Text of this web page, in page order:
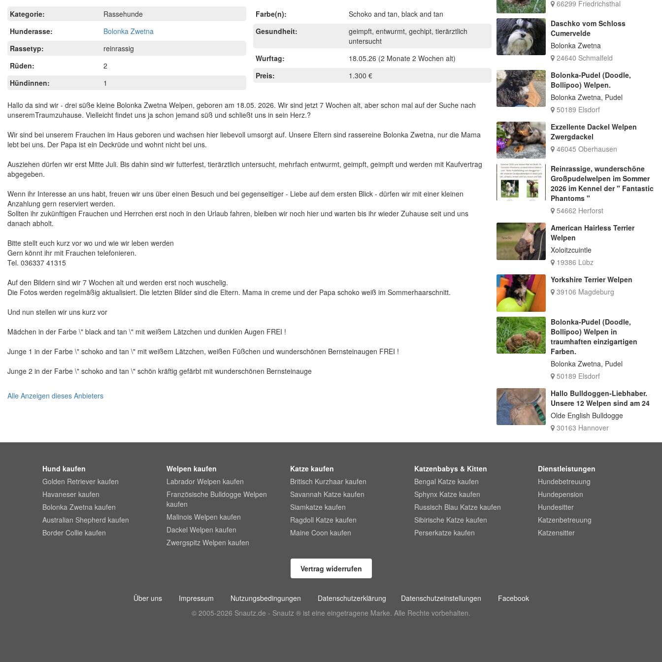
Kategorie:
Rassehunde
Hunderasse:
Bolonka Zwetna
Rassetyp:
reinrassig
Rüden:
2
Hündinnen:
1
Farbe(n):
Schoko and tan, black and tan
Gesundheit:
geimpft, entwurmt, gechipt, tierärztlich
untersucht
Wurftag:
18.05.26 (2 Monate 2 Wochen alt)
Preis:
1.300 €
Hallo da sind wir - drei süße kleine Bolonka Zwetna Welpen, geboren am 18.05. 2026. Wir sind jetzt 7 Wochen alt, aber schon mal auf der Suche nach
unseremTraumzuhause. Vielleicht findet uns ja schon jemand süß und schließt uns in sein Herz.?
Wir sind bei unserem Frauchen im Haus geboren und wachsen hier liebevoll umsorgt auf. Unsere Eltern sind rassereine Bolonka Zwetna, nur die Mama
lebt bei uns. Der Papa ist ein Deckrüde und wohnt nicht bei uns.
Ausziehen dürfen wir erst Mitte Juli. Bis dahin sind wir futterfest, tierärztlich untersucht, mehrfach entwurmt, geimpft, geimpft und werden mit Kaufvertrag
abgegeben.
Wenn ihr Interesse an uns habt, freuen wir uns über einen Besuch und bei gegenseitiger - Liebe auf dem ersten Blick - dürfen wir mit einer kleinen
Anzahlung gern reserviert werden.
Sollten ihr zukünftigen Frauchen und Herrchen erst noch in den Urlaub fahren, bleiben wir noch hier und warten bis ihr wieder Zuhause seit und uns
danach abholt.
Bitte stellt euch kurz vor wo und wie wir leben werden
Gern könnt ihr mit Frauchen telefonieren.
Tel. 036337 41315
Auf den Bildern sind wir 7 Wochen alt und werden erst noch wuschelig.
Die Fotos werden regelmäßig aktualisiert. Die letzten Bilder sind die Eltern. Mama in creme und der Papa schoko weiß im Sommerhaarschnitt.
Und nun stellen wir uns kurz vor
Mädchen in der Farbe \" black and tan \" mit weißem Lätzchen und dunklen Augen FREI !
Junge 1 in der Farbe \" schoko and tan \" mit weißem Lätzchen, weißen Füßchen und wunderschönen Bernsteinaugen FREI !
Junge 2 in der Farbe \" schoko and tan \" schön kräftig gefärbt mit wunderschönen Bernsteinauge
Alle Anzeigen dieses Anbieters
66299 Friedrichsthal
Daschko vom Schloss
Cumervelde
Bolonka Zwetna
24640 Schmalfeld
Bolonka-Pudel (Doodle,
Bollipoo) Welpen.
Bolonka Zwetna, Pudel
50189 Elsdorf
Exzellente Dackel Welpen
Zwergdackel
46045 Oberhausen
Reinrassige, wunderschöne
Großpudelwelpen im Sommer
2026 im Kennel der " Fantastic
Phantoms "
54662 Herforst
American Hairless Terrier
Welpen
Xoloitzcuintle
19386 Lübz
Yorkshire Terrier Welpen
39106 Magdeburg
Bolonka-Pudel (Doodle,
Bollipoo) Welpen in
traumhaften einzigartigen
Farben.
Bolonka Zwetna, Pudel
50189 Elsdorf
Hallo Bulldoggen-Liebhaber.
Unsere 12 Welpen sind am 24
Olde English Bulldogge
30163 Hannover
Hund kaufen
Golden Retriever kaufen
Havaneser kaufen
Bolonka Zwetna kaufen
Australian Shepherd kaufen
Border Collie kaufen
Welpen kaufen
Labrador Welpen kaufen
Französische Bulldogge Welpen
kaufen
Malinois Welpen kaufen
Dackel Welpen kaufen
Zwergspitz Welpen kaufen
Katze kaufen
Britisch Kurzhaar kaufen
Savannah Katze kaufen
Siamkatze kaufen
Ragdoll Katze kaufen
Maine Coon kaufen
Katzenbabys & Kitten
Bengal Katze kaufen
Sphynx Katze kaufen
Russisch Blau Katze kaufen
Sibirische Katze kaufen
Perserkatze kaufen
Dienstleistungen
Hundebetreuung
Hundepension
Hundesitter
Katzenbetreuung
Katzensitter
Vertrag widerrufen
Über uns Impressum Nutzungsbedingungen Datenschutzerklärung Datenschutzeinstellungen
Facebook
© 2005-2026 Snautz.de - Snautz ® ist eine eingetragene Marke. Alle Rechte vorbehalten.